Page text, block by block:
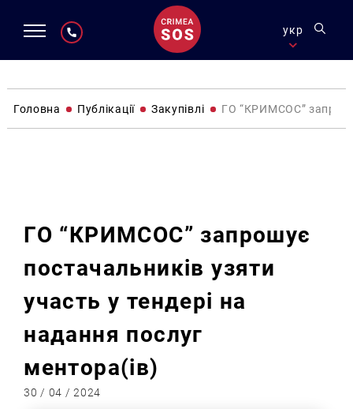
укр
Головна Публікації Закупівлі ГО “КРИМСОС”
ГО “КРИМСОС” запрошує
постачальників узяти
участь у тендері на
надання послуг
ментора(ів)
30 / 04 / 2024